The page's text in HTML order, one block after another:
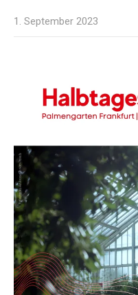
1. September 2023